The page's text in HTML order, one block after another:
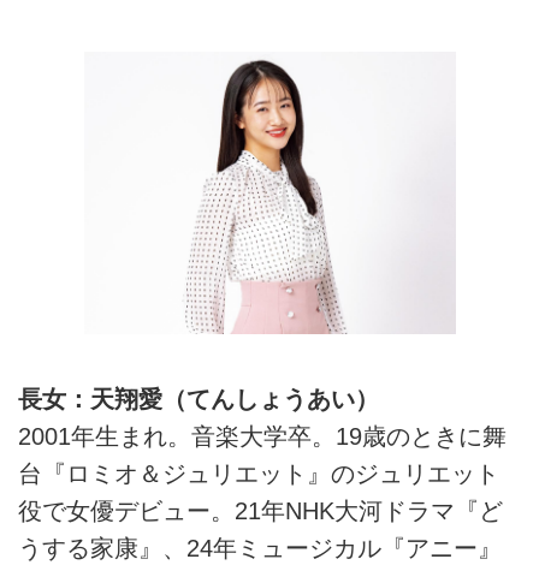
長女：天翔愛（てんしょうあい）
2001年生まれ。音楽大学卒。19歳のときに舞
台『ロミオ＆ジュリエット』のジュリエット
役で女優デビュー。21年NHK大河ドラマ『ど
うする家康』、24年ミュージカル『アニー』